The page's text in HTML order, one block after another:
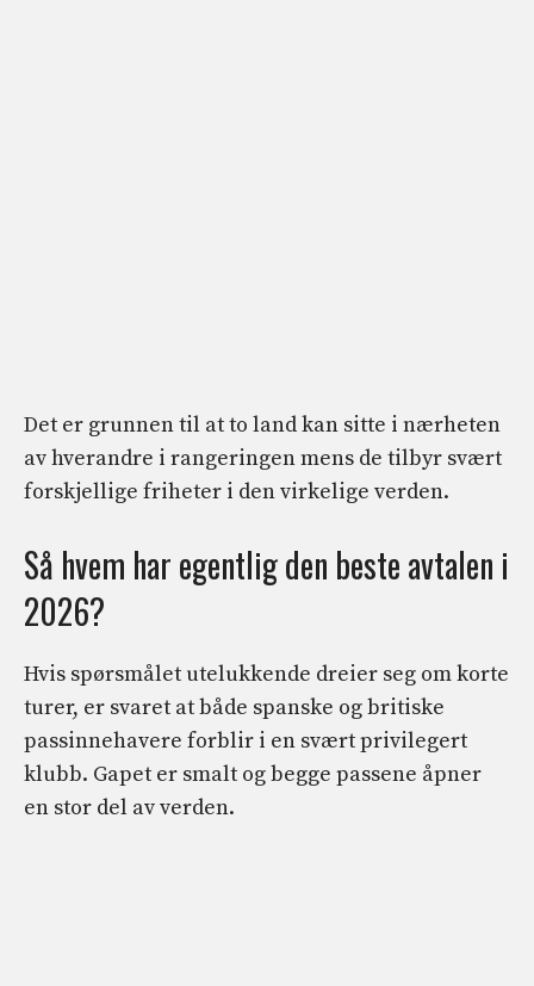
Det er grunnen til at to land kan sitte i nærheten
av hverandre i rangeringen mens de tilbyr svært
forskjellige friheter i den virkelige verden.
Så hvem har egentlig den beste avtalen i
2026?
Hvis spørsmålet utelukkende dreier seg om korte
turer, er svaret at både spanske og britiske
passinnehavere forblir i en svært privilegert
klubb. Gapet er smalt og begge passene åpner
en stor del av verden.